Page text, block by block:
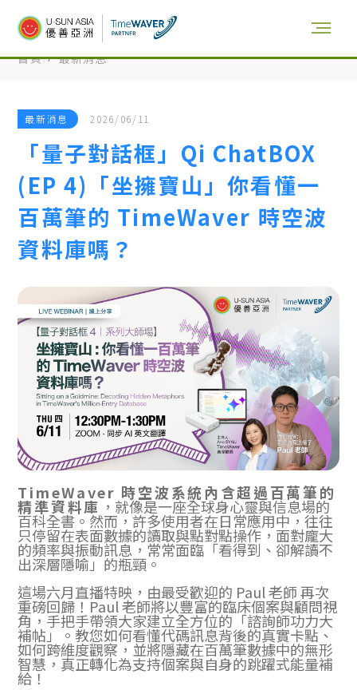
首頁 最新消息
最新消息 2026/06/11
「量子對話框」Qi ChatBOX
(EP 4)「坐擁寶山」你看懂一
百萬筆的 TimeWaver 時空波
資料庫嗎？
TimeWaver 時空波系統內含超過百萬筆的
精準資料庫 ，就像是一座全球身心靈與信息場的
百科全書。然而，許多使用者在日常應用中，往往
只停留在表面數據的讀取與點對點操作，面對龐大
的頻率與振動訊息，常常面臨「看得到、卻解讀不
出深層隱喻」的瓶頸。
這場六月直播特映，由最受歡迎的 Paul 老師 再次
重磅回歸！Paul 老師將以豐富的臨床個案與顧問視
角，手把手帶領大家建立全方位的「諮詢師功力大
補帖」。教您如何看懂代碼訊息背後的真實卡點、
如何跨維度觀察，並將隱藏在百萬筆數據中的無形
智慧，真正轉化為支持個案與自身的跳躍式能量補
給！